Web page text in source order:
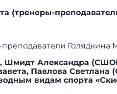
(тренеры-
Голядкина
Шмидт Александра
Павлова
видам спорта